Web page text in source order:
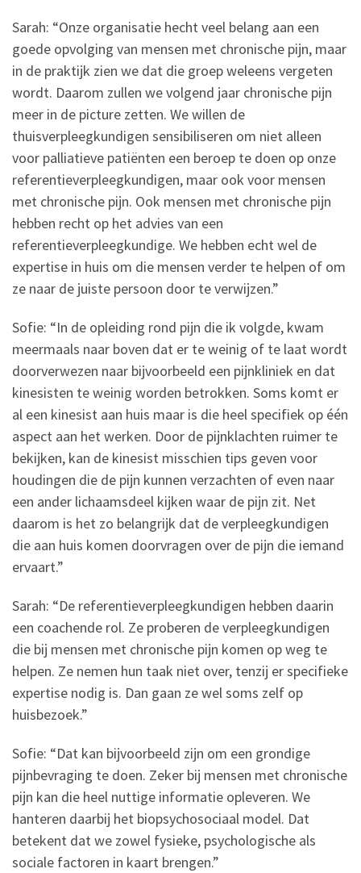
Sarah: “Onze organisatie hecht veel belang aan een
goede opvolging van mensen met chronische pijn, maar
in de praktijk zien we dat die groep weleens vergeten
wordt. Daarom zullen we volgend jaar chronische pijn
meer in de picture zetten. We willen de
thuisverpleegkundigen sensibiliseren om niet alleen
voor palliatieve patiënten een beroep te doen op onze
referentieverpleegkundigen, maar ook voor mensen
met chronische pijn. Ook mensen met chronische pijn
hebben recht op het advies van een
referentieverpleegkundige. We hebben echt wel de
expertise in huis om die mensen verder te helpen of om
ze naar de juiste persoon door te verwijzen.”
Sofie: “In de opleiding rond pijn die ik volgde, kwam
meermaals naar boven dat er te weinig of te laat wordt
doorverwezen naar bijvoorbeeld een pijnkliniek en dat
kinesisten te weinig worden betrokken. Soms komt er
al een kinesist aan huis maar is die heel specifiek op één
aspect aan het werken. Door de pijnklachten ruimer te
bekijken, kan de kinesist misschien tips geven voor
houdingen die de pijn kunnen verzachten of even naar
een ander lichaamsdeel kijken waar de pijn zit. Net
daarom is het zo belangrijk dat de verpleegkundigen
die aan huis komen doorvragen over de pijn die iemand
ervaart.”
Sarah: “De referentieverpleegkundigen hebben daarin
een coachende rol. Ze proberen de verpleegkundigen
die bij mensen met chronische pijn komen op weg te
helpen. Ze nemen hun taak niet over, tenzij er specifieke
expertise nodig is. Dan gaan ze wel soms zelf op
huisbezoek.”
Sofie: “Dat kan bijvoorbeeld zijn om een grondige
pijnbevraging te doen. Zeker bij mensen met chronische
pijn kan die heel nuttige informatie opleveren. We
hanteren daarbij het biopsychosociaal model. Dat
betekent dat we zowel fysieke, psychologische als
sociale factoren in kaart brengen.”